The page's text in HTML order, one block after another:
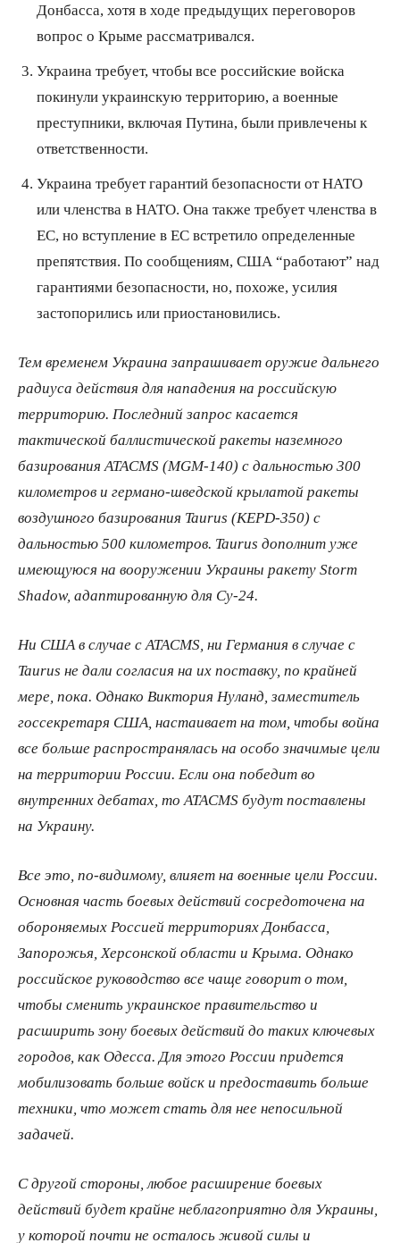
Донбасса, хотя в ходе предыдущих переговоров
вопрос о Крыме рассматривался.
Украина требует, чтобы все российские войска
покинули украинскую территорию, а военные
преступники, включая Путина, были привлечены к
ответственности.
Украина требует гарантий безопасности от НАТО
или членства в НАТО. Она также требует членства в
ЕС, но вступление в ЕС встретило определенные
препятствия. По сообщениям, США “работают” над
гарантиями безопасности, но, похоже, усилия
застопорились или приостановились.
Тем временем Украина запрашивает оружие дальнего
радиуса действия для нападения на российскую
территорию. Последний запрос касается
тактической баллистической ракеты наземного
базирования ATACMS (MGM-140) с дальностью 300
километров и германо-шведской крылатой ракеты
воздушного базирования Taurus (KEPD-350) с
дальностью 500 километров. Taurus дополнит уже
имеющуюся на вооружении Украины ракету Storm
Shadow, адаптированную для Су-24.
Ни США в случае с ATACMS, ни Германия в случае с
Taurus не дали согласия на их поставку, по крайней
мере, пока. Однако Виктория Нуланд, заместитель
госсекретаря США, настаивает на том, чтобы война
все больше распространялась на особо значимые цели
на территории России. Если она победит во
внутренних дебатах, то ATACMS будут поставлены
на Украину.
Все это, по-видимому, влияет на военные цели России.
Основная часть боевых действий сосредоточена на
обороняемых Россией территориях Донбасса,
Запорожья, Херсонской области и Крыма. Однако
российское руководство все чаще говорит о том,
чтобы сменить украинское правительство и
расширить зону боевых действий до таких ключевых
городов, как Одесса. Для этого России придется
мобилизовать больше войск и предоставить больше
техники, что может стать для нее непосильной
задачей.
С другой стороны, любое расширение боевых
действий будет крайне неблагоприятно для Украины,
у которой почти не осталось живой силы и